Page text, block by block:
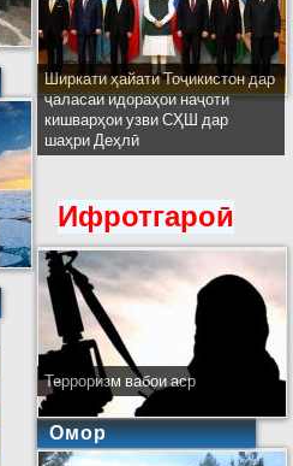
Ширкати ҳайати Тоҷикистон дар
ҷаласаи идораҳои наҷоти
кишварҳои узви СҲШ дар
шаҳри Деҳлӣ
Ифротгароӣ
Терроризм вабои аср
Омор